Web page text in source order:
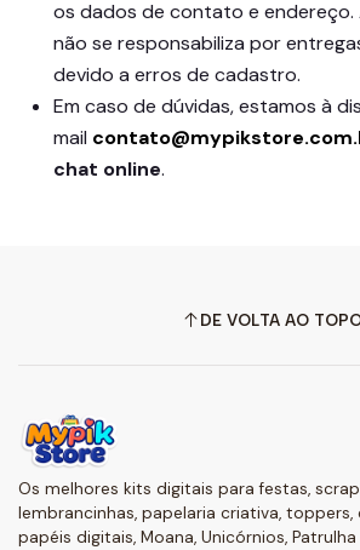
os dados de contato e endereço.
não se responsabiliza por
devido a erros de cadastro.
Em caso de dúvidas, estamos à
mail
chat online.
DE VOLTA AO
Os melhores kits digitais para festas,
lembrancinhas, papelaria criativa, toppers,
papéis digitais, Moana, Unicórnios,